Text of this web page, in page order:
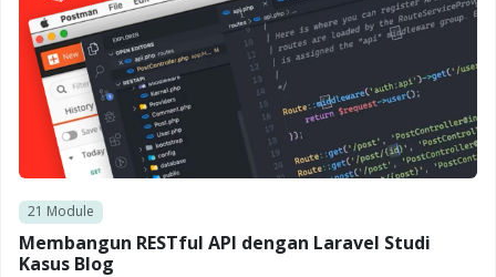
21 Module
Membangun RESTful API dengan Laravel Studi
Kasus Blog